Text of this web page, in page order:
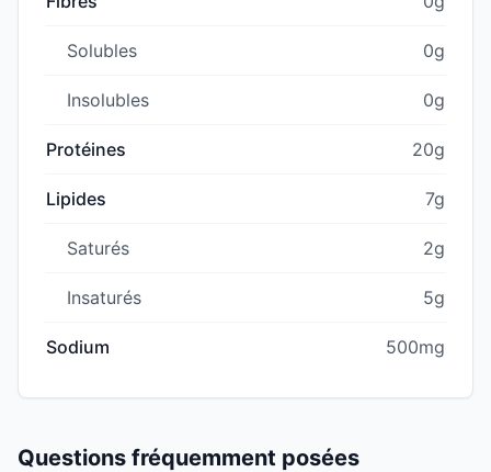
Solubles 0g
Insolubles 0g
Protéines 20g
Lipides 7g
Saturés 2g
Insaturés 5g
Sodium 500mg
Questions fréquemment posées